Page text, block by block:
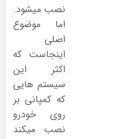
نصب میشود.
اما موضوع
اصلی
اینجاست که
اکثر این
سیستم هایی
که کمپانی بر
روی خودرو
نصب میکند